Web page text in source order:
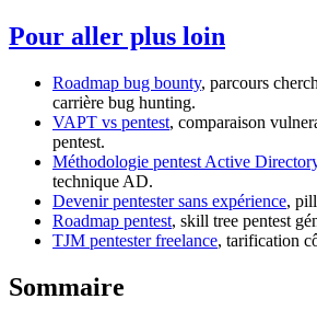
Pour aller plus loin
Roadmap bug bounty, parcours
carrière bug hunting.
VAPT vs pentest, comparaison
pentest.
Méthodologie pentest Active
technique AD.
Devenir pentester sans expérience,
Roadmap pentest, skill tree pentest
TJM pentester freelance, tarification
Sommaire